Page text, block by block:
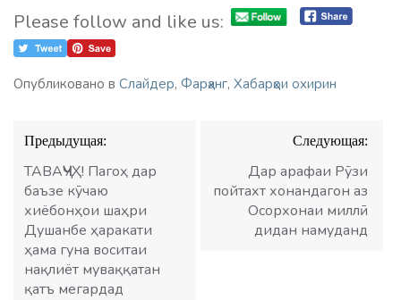
Please follow and like us:
Опубликовано в Слайдер, Фарҳанг, Хабарҳои охирин
Навигация
по
записям
Предыдущая:
ТАВАҶҶУҲ! Пагоҳ дар
баъзе кӯчаю
хиёбонҳои шаҳри
Душанбе ҳаракати
ҳама гуна воситаи
нақлиёт муваққатан
қатъ мегардад
Следующая:
Дар арафаи Рӯзи
пойтахт хонандагон аз
Осорхонаи миллӣ
дидан намуданд